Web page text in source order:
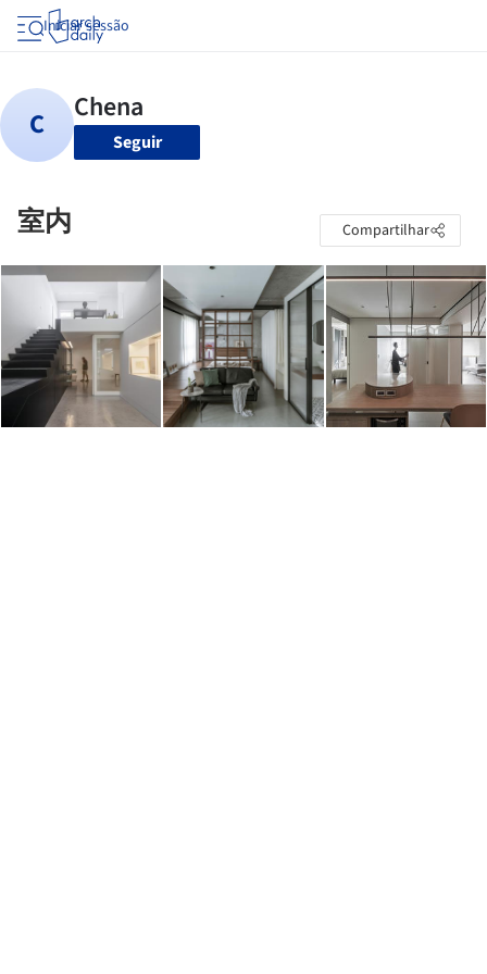
Iniciar sessão
Seguir
室内 Compartilhar